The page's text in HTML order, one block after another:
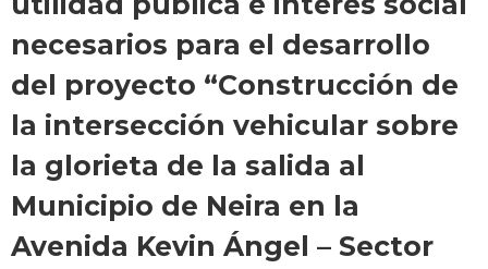
necesarios para el desarrollo
del proyecto “Construcción de
la intersección vehicular sobre
la glorieta de la salida al
Municipio de Neira en la
Avenida Kevin Ángel – Sector